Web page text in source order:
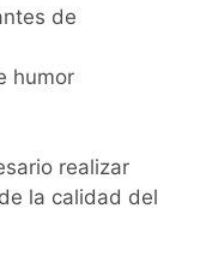
de
humor
realizar
la calidad del